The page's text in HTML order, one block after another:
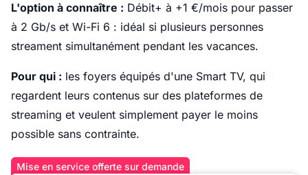
L'option à connaître : Débit+ à +1 €/mois pour passer
à 2 Gb/s et Wi-Fi 6 : idéal si plusieurs personnes
streament simultanément pendant les vacances.
Pour qui : les foyers équipés d'une Smart TV, qui
regardent leurs contenus sur des plateformes de
streaming et veulent simplement payer le moins
possible sans contrainte.
Mise en service offerte sur demande